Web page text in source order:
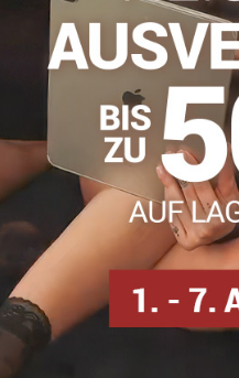
Beschreibung
silbern
Zehenverstärkung
1 % Baumwolle
Dünne Strumpfhosen